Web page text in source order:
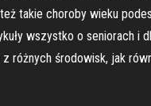
takie choroby wieku
wszystko o seniorach i
różnych środowisk, jak